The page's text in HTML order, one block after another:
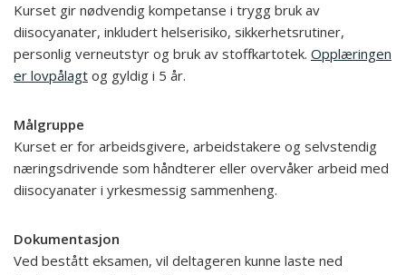
Kurset gir nødvendig kompetanse i trygg bruk av
diisocyanater, inkludert helserisiko, sikkerhetsrutiner,
personlig verneutstyr og bruk av stoffkartotek. Opplæringen
er lovpålagt og gyldig i 5 år.
Målgruppe
Kurset er for arbeidsgivere, arbeidstakere og selvstendig
næringsdrivende som håndterer eller overvåker arbeid med
diisocyanater i yrkesmessig sammenheng.
Dokumentasjon
Ved bestått eksamen, vil deltageren kunne laste ned